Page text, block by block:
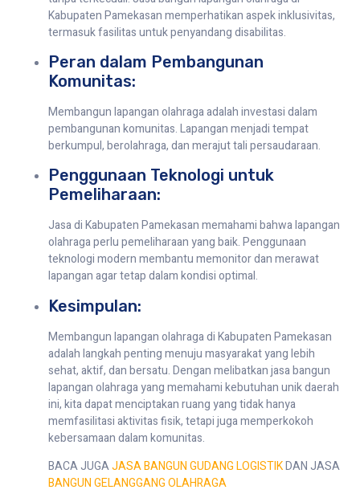
Kabupaten Pamekasan memperhatikan aspek inklusivitas,
termasuk fasilitas untuk penyandang disabilitas.
Peran dalam Pembangunan
Komunitas:
Membangun lapangan olahraga adalah investasi dalam
pembangunan komunitas. Lapangan menjadi tempat
berkumpul, berolahraga, dan merajut tali persaudaraan.
Penggunaan Teknologi untuk
Pemeliharaan:
Jasa di Kabupaten Pamekasan memahami bahwa lapangan
olahraga perlu pemeliharaan yang baik. Penggunaan
teknologi modern membantu memonitor dan merawat
lapangan agar tetap dalam kondisi optimal.
Kesimpulan:
Membangun lapangan olahraga di Kabupaten Pamekasan
adalah langkah penting menuju masyarakat yang lebih
sehat, aktif, dan bersatu. Dengan melibatkan jasa bangun
lapangan olahraga yang memahami kebutuhan unik daerah
ini, kita dapat menciptakan ruang yang tidak hanya
memfasilitasi aktivitas fisik, tetapi juga memperkokoh
kebersamaan dalam komunitas.
BACA JUGAJASA BANGUN GUDANG LOGISTIKDAN JASA
BANGUN GELANGGANG OLAHRAGA